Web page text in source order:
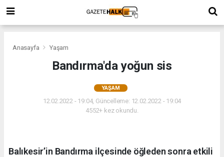
Anasayfa Yaşam
Bandırma'da yoğun sis
YAŞAM
12.02.2022 - 19:04, Güncelleme: 12.02.2022 - 19:04
4552+ kez okundu.
Balıkesir’in Bandırma ilçesinde öğleden sonra etkili